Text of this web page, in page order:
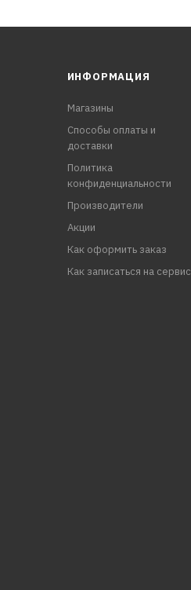
ИНФОРМАЦИЯ
Магазины
Способы оплаты и
доставки
Политика
конфиденциальности
Производители
Акции
Как оформить заказ
Как записаться на сервис